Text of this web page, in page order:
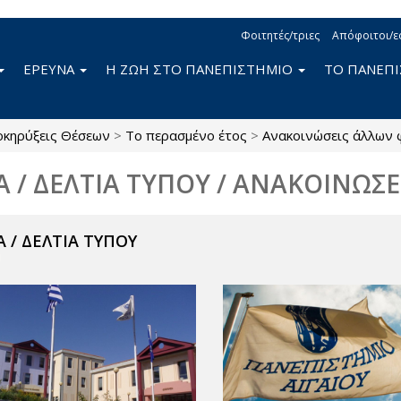
Φοιτητές/τριες Απόφοιτοι/
ΕΡΕΥΝΑ Η ΖΩΗ ΣΤΟ ΠΑΝΕΠΙΣΤΗΜΙΟ ΤΟ
Θέσεων > Το περασμένο έτος > Ανακοινώσεις άλλων
/ ΔΕΛΤΙΑ ΤΥΠΟΥ /
/ ΔΕΛΤΙΑ ΤΥΠΟΥ